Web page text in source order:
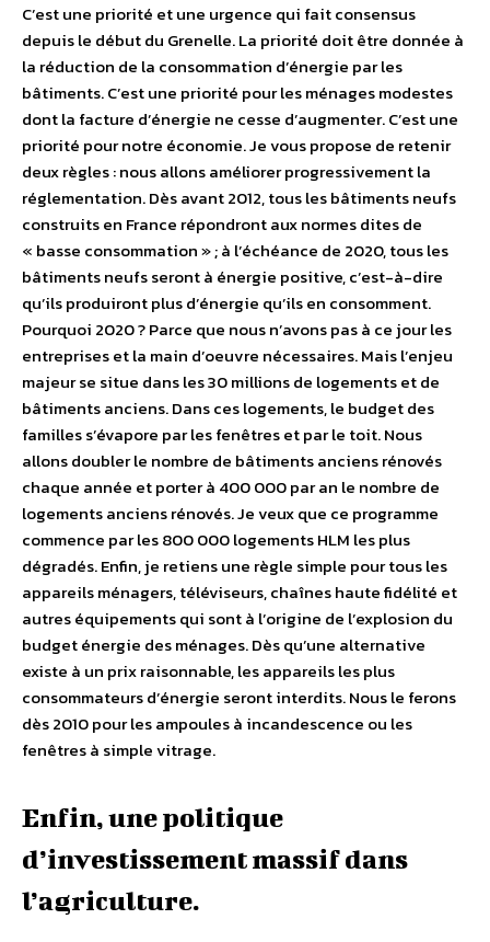
C’est une priorité et une urgence qui fait consensus
depuis le début du Grenelle. La priorité doit être donnée à
la réduction de la consommation d’énergie par les
bâtiments. C’est une priorité pour les ménages modestes
dont la facture d’énergie ne cesse d’augmenter. C’est une
priorité pour notre économie. Je vous propose de retenir
deux règles : nous allons améliorer progressivement la
réglementation. Dès avant 2012, tous les bâtiments neufs
construits en France répondront aux normes dites de
« basse consommation » ; à l’échéance de 2020, tous les
bâtiments neufs seront à énergie positive, c’est-à-dire
qu’ils produiront plus d’énergie qu’ils en consomment.
Pourquoi 2020 ? Parce que nous n’avons pas à ce jour les
entreprises et la main d’oeuvre nécessaires. Mais l’enjeu
majeur se situe dans les 30 millions de logements et de
bâtiments anciens. Dans ces logements, le budget des
familles s’évapore par les fenêtres et par le toit. Nous
allons doubler le nombre de bâtiments anciens rénovés
chaque année et porter à 400 000 par an le nombre de
logements anciens rénovés. Je veux que ce programme
commence par les 800 000 logements HLM les plus
dégradés. Enfin, je retiens une règle simple pour tous les
appareils ménagers, téléviseurs, chaînes haute fidélité et
autres équipements qui sont à l’origine de l’explosion du
budget énergie des ménages. Dès qu’une alternative
existe à un prix raisonnable, les appareils les plus
consommateurs d’énergie seront interdits. Nous le ferons
dès 2010 pour les ampoules à incandescence ou les
fenêtres à simple vitrage.
Enfin, une politique
d’investissement massif dans
l’agriculture.